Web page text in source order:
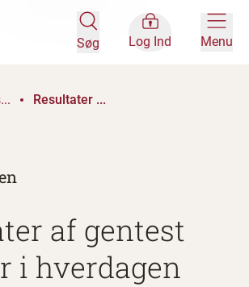
Søg Log Ind Menu
Resultater ...
af gentest
i hverdagen